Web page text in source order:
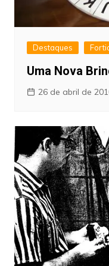
Destaques
Uma Nova
26 de abril de